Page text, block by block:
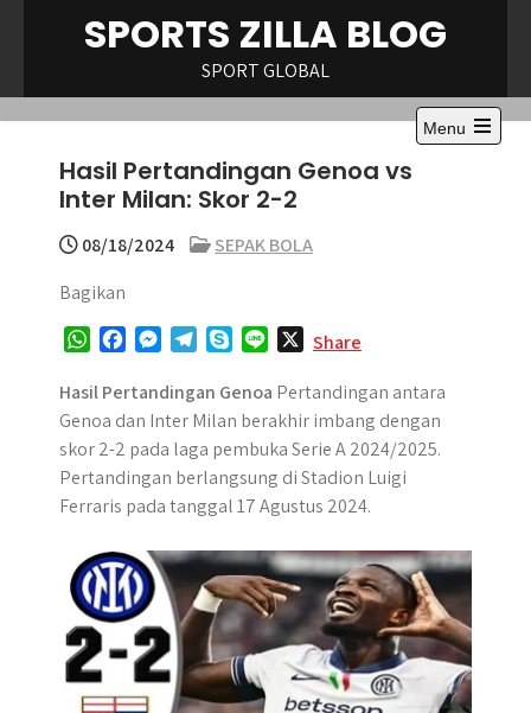
SPORTS ZILLA BLOG
SPORT GLOBAL
Menu
Open
Hasil Pertandingan Genoa vs
Inter Milan: Skor 2-2
08/18/2024
SEPAK BOLA
Bagikan
W
a
t
s
A
c
e
b
o
k
s
s
e
n
g
r
l
e
g
r
m
y
p
e
n
e
Share
Hasil Pertandingan Genoa Pertandingan antara
Genoa dan Inter Milan berakhir imbang dengan
skor 2-2 pada laga pembuka Serie A 2024/2025.​
Pertandingan berlangsung di Stadion Luigi
Ferraris pada tanggal 17 Agustus 2024.